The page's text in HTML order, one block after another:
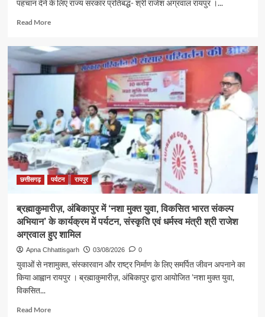
पहचान देने के लिए राज्य सरकार प्रतिबद्ध- श्री राजेश अग्रवाल रायपुर ।...
Read MoreRead
श्रावण
के
प्रथम
कैबिनेट
मंत्री
श्री
राजेश
अग्रवाल
ने
लखनपुर
में
विधि-
विधान
जलाभिषेक,
प्रदेशवासियों
शांति,
छत्तीसगढ़ पर्यटन रायपुर
ब्रह्माकुमारीज़, अंबिकापुर में ‘नशा मुक्त युवा, विकसित भारत संकल्प
अभियान’ के कार्यक्रम में पर्यटन, संस्कृति एवं धर्मस्व मंत्री श्री राजेश
अग्रवाल हुए शामिल
Apna Chhattisgarh 03/08/2026 0
युवाओं से नशामुक्त, संस्कारवान और राष्ट्र निर्माण के लिए समर्पित जीवन अपनाने का
किया आह्वान रायपुर । ब्रह्माकुमारीज़, अंबिकापुर द्वारा आयोजित ’नशा मुक्त युवा,
विकसित...
Read MoreRead